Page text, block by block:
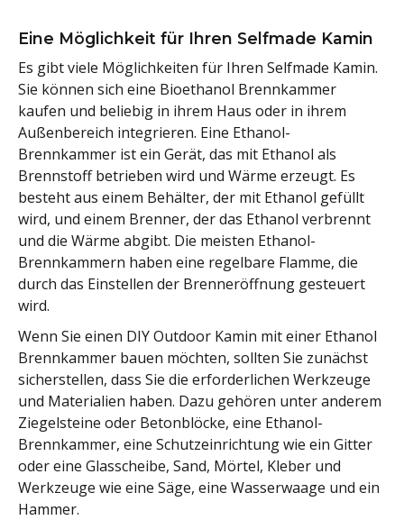
Eine Möglichkeit für Ihren Selfmade Kamin
Es gibt viele Möglichkeiten für Ihren Selfmade Kamin.
Sie können sich eine Bioethanol Brennkammer
kaufen und beliebig in ihrem Haus oder in ihrem
Außenbereich integrieren. Eine Ethanol-
Brennkammer ist ein Gerät, das mit Ethanol als
Brennstoff betrieben wird und Wärme erzeugt. Es
besteht aus einem Behälter, der mit Ethanol gefüllt
wird, und einem Brenner, der das Ethanol verbrennt
und die Wärme abgibt. Die meisten Ethanol-
Brennkammern haben eine regelbare Flamme, die
durch das Einstellen der Brenneröffnung gesteuert
wird.
Wenn Sie einen DIY Outdoor Kamin mit einer Ethanol
Brennkammer bauen möchten, sollten Sie zunächst
sicherstellen, dass Sie die erforderlichen Werkzeuge
und Materialien haben. Dazu gehören unter anderem
Ziegelsteine oder Betonblöcke, eine Ethanol-
Brennkammer, eine Schutzeinrichtung wie ein Gitter
oder eine Glasscheibe, Sand, Mörtel, Kleber und
Werkzeuge wie eine Säge, eine Wasserwaage und ein
Hammer.